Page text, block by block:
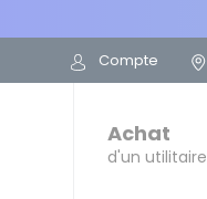
Compte
Achat
d'un utilitaire